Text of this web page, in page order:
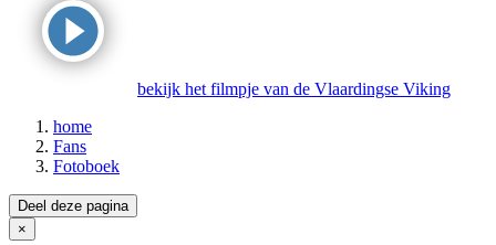
bekijk het filmpje van de Vlaardingse Viking
home
Fans
Fotoboek
Deel deze pagina
×